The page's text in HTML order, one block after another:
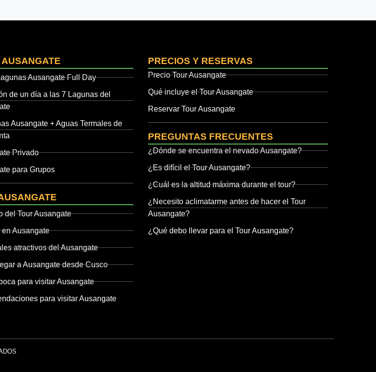
Ausangate Full Day
de un día a las 7 Lagunas del
Ausangate + Aguas Termales de
Privado
para Grupos
del Tour Ausangate
en Ausangate
atractivos del Ausangate
a Ausangate desde Cusco
para visitar Ausangate
para visitar Ausangate
PRECIOS Y RESERVAS
Precio Tour Ausangate
Qué incluye el Tour Ausangate
Reservar Tour Ausangate
PREGUNTAS FRECUENTES
¿Dónde se encuentra el nevado Ausangate?
¿Es difícil el Tour Ausangate?
¿Cuál es la altitud máxima durante el tour?
¿Necesito aclimatarme antes de hacer el Tour
Ausangate?
¿Qué debo llevar para el Tour Ausangate?